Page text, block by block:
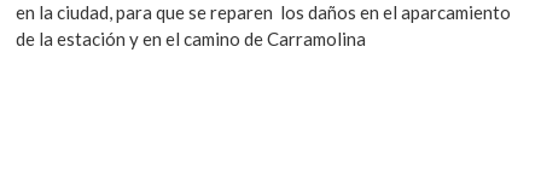
en la ciudad, para que se reparen los daños en el aparcamiento
de la estación y en el camino de Carramolina